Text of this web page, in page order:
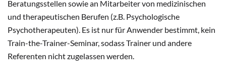
Beratungsstellen sowie an Mitarbeiter von medizinischen
und therapeutischen Berufen (z.B. Psychologische
Psychotherapeuten). Es ist nur für Anwender bestimmt, kein
Train-the-Trainer-Seminar, sodass Trainer und andere
Referenten nicht zugelassen werden.